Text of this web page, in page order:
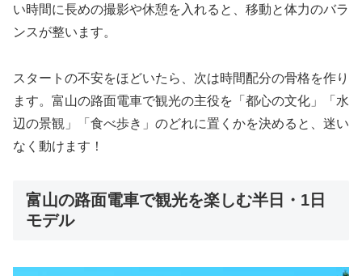
い時間に長めの撮影や休憩を入れると、移動と体力のバラ
ンスが整います。
スタートの不安をほどいたら、次は時間配分の骨格を作り
ます。富山の路面電車で観光の主役を「都心の文化」「水
辺の景観」「食べ歩き」のどれに置くかを決めると、迷い
なく動けます！
富山の路面電車で観光を楽しむ半日・1日
モデル